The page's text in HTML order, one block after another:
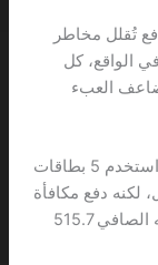
مسبقة الدفع تُقلل مخاطر
لكن في الواقع، كل
ما يضاعف العبء
إحدى التجارب النادرة أظهرت أن اللاعب الذي استخدم 5 بطاقات
كان قادرًا على سحب 540 ريال، لكنه دفع مكافأة
خدمية 4.5%، أي 24.3 ريال، ما يقترب من ربحه الصافي 515.7